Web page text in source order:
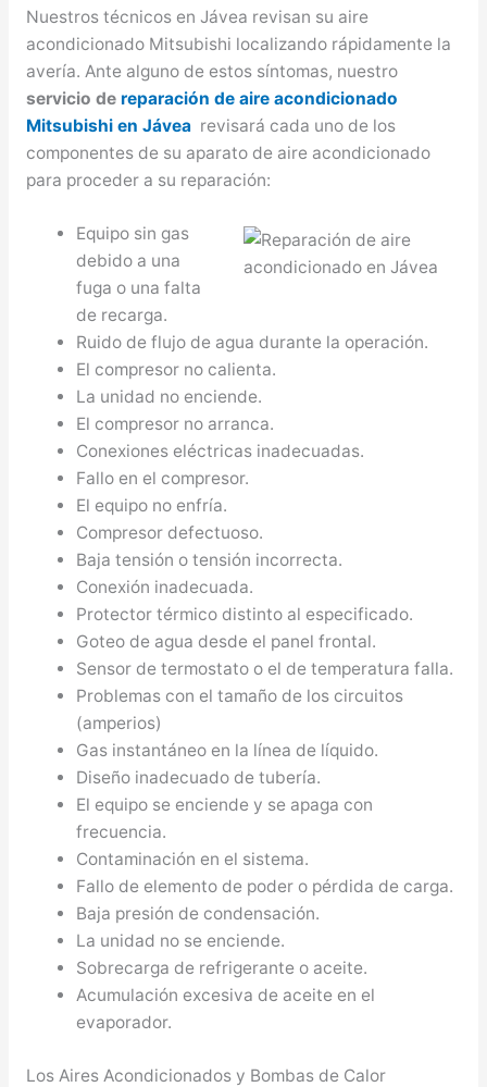
Nuestros técnicos en Jávea revisan su aire
acondicionado Mitsubishi localizando rápidamente la
avería. Ante alguno de estos síntomas, nuestro
servicio dereparación de aire acondicionado
Mitsubishi en Jávea revisará cada uno de los
componentes de su aparato de aire acondicionado
para proceder a su reparación:
Equipo sin gas
debido a una
fuga o una falta
de recarga.
Ruido de flujo de agua durante la operación.
El compresor no calienta.
La unidad no enciende.
El compresor no arranca.
Conexiones eléctricas inadecuadas.
Fallo en el compresor.
El equipo no enfría.
Compresor defectuoso.
Baja tensión o tensión incorrecta.
Conexión inadecuada.
Protector térmico distinto al especificado.
Goteo de agua desde el panel frontal.
Sensor de termostato o el de temperatura falla.
Problemas con el tamaño de los circuitos
(amperios)
Gas instantáneo en la línea de líquido.
Diseño inadecuado de tubería.
El equipo se enciende y se apaga con
frecuencia.
Contaminación en el sistema.
Fallo de elemento de poder o pérdida de carga.
Baja presión de condensación.
La unidad no se enciende.
Sobrecarga de refrigerante o aceite.
Acumulación excesiva de aceite en el
evaporador.
Los Aires Acondicionados y Bombas de Calor